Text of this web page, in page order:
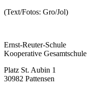
(Text/Fotos: Gro/Jol)
Ernst-Reuter-Schule
Kooperative Gesamtschule
Platz St. Aubin 1
30982 Pattensen